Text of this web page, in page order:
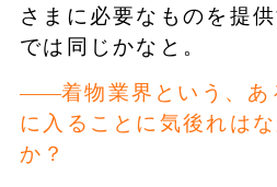
さまに必要なものを提
では同じかなと。
着物業界という、
に入ることに気後れは
か？